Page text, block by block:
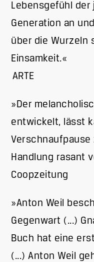
Lebensgefühl der
Generation an
über die Wurzeln
Einsamkeit.«
ARTE
»Der
entwickelt, lässt
Handlung rasant
Coopzeitung
»Anton Weil
Gegenwart (...)
Buch hat eine
(...) Anton Weil